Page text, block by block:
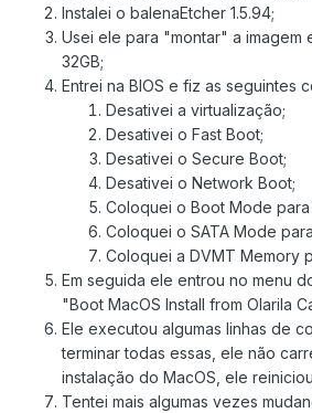
Instalei o balenaEtcher 1.5.94;
Usei ele para "montar" a imagem
32GB;
Entrei na BIOS e fiz as seguintes
Desativei a virtualização;
Desativei o Fast Boot;
Desativei o Secure Boot;
Desativei o Network Boot;
Coloquei o Boot Mode para
Coloquei o SATA Mode
Coloquei a DVMT Memory
Em seguida ele entrou no menu
"Boot MacOS Install from Olarila
Ele executou algumas linhas de
terminar todas essas, ele não
instalação do MacOS, ele
Tentei mais algumas vezes